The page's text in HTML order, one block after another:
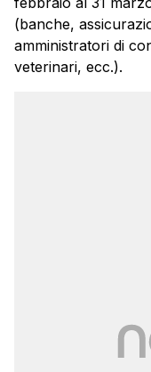
(banche,
amministratori di
veterinari, ecc.).